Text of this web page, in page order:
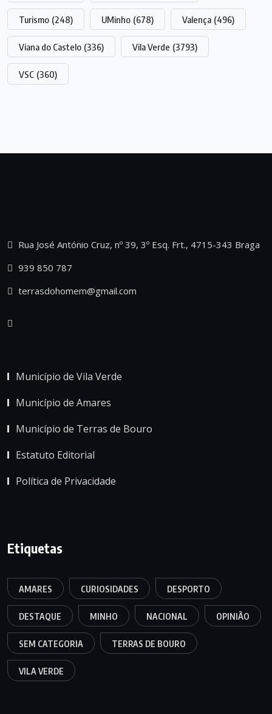
Turismo (248) UMinho (678) Valença (496)
Viana do Castelo (336) Vila Verde (3793)
VSC (360)
Rua José António Cruz, nº 39, 3º Esq. Frt., 4715-343 Braga
939 850 787
terrasdohomem@gmail.com
Município de Vila Verde
Município de Amares
Município de Terras de Bouro
Estatuto Editorial
Política de Privacidade
Etiquetas
AMARES CURIOSIDADES DESPORTO
DESTAQUE MINHO NACIONAL OPINIÃO
SEM CATEGORIA TERRAS DE BOURO
VILA VERDE